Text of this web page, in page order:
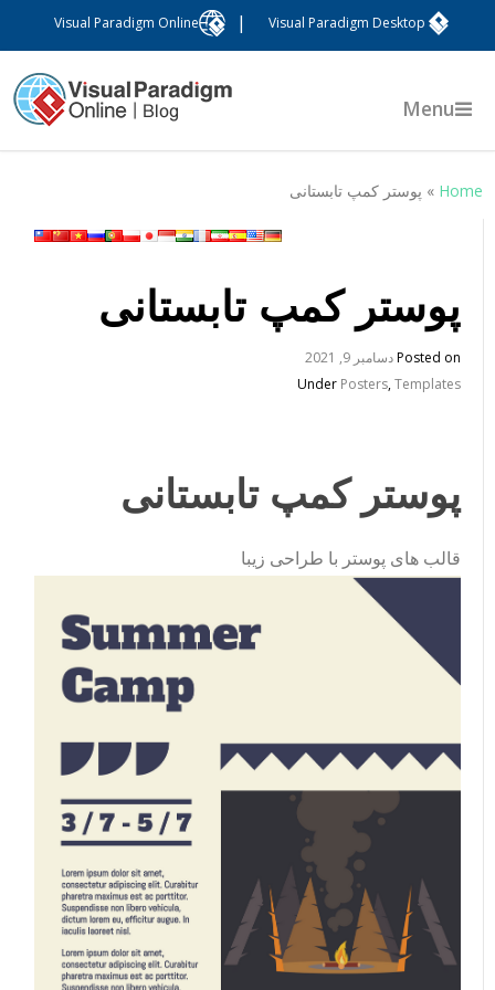
Visual Paradigm Desktop
Visual Paradigm Online
Menu
Home
» پوستر کمپ تابستانی
پوستر کمپ تابستانی
Posted onدسامبر 9, 2021
UnderPosters,Templates
پوستر کمپ تابستانی
قالب های پوستر با طراحی زیبا